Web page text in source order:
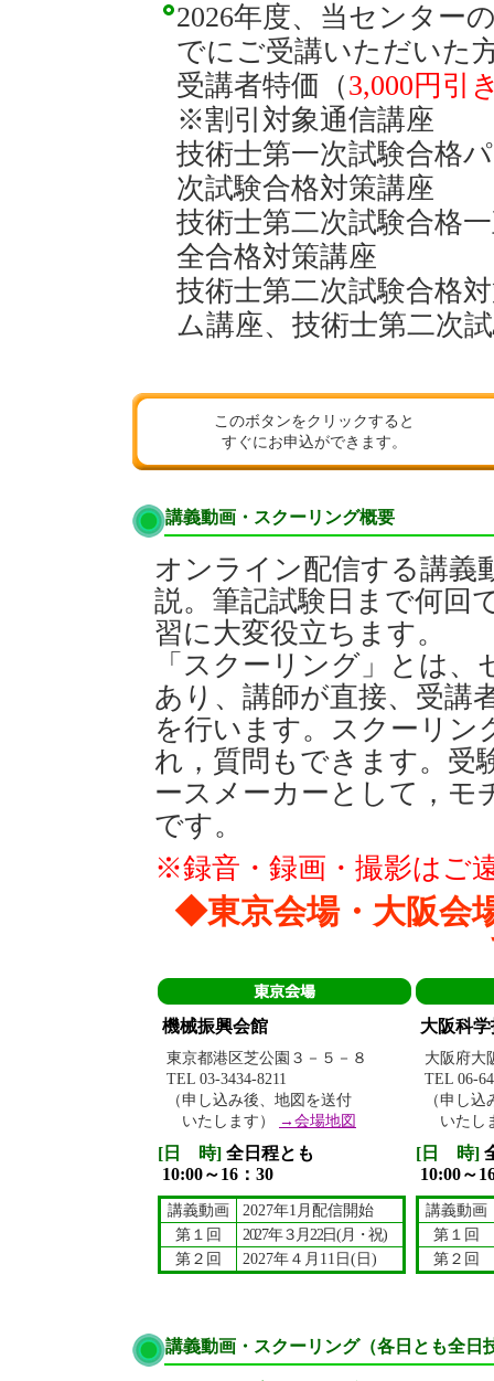
2026年度、当センター
でにご受講いただいた
受講者特価（3,000円引
※割引対象通信講座
技術士第一次試験合格
次試験合格対策講座
技術士第二次試験合格
全合格対策講座
技術士第二次試験合格
ム講座、 技術士第二次
このボタンをクリックすると
すぐにお申込ができます。
講義動画・スクーリング概要
オンライン配信する講義
説。筆記試験日まで何回
習に大変役立ちます。
「スクーリング」とは
あり、講師が直接、受講
を行います。スクーリン
れ，質問もできます。受
ースメーカーとして，モ
です。
※録音・録画・撮影はご
◆東京会場・大阪会
機械振興会館
東京都港区芝公園３－５－８
TEL 03-3434-8211
（申し込み後、地図を送付
いたします）
→会場地図
[日 時] 全日程とも
10:00～16：30
講義動画
2027年1月配信開始
第１回
2027年３月22日(月・祝)
第２回
2027年４月11日(日)
大阪科
大阪府大
TEL 06-
（申し
いたし
[日 時]
10:00～
講義動画
第１回
第２回
講義動画・スクーリング（各日とも全日